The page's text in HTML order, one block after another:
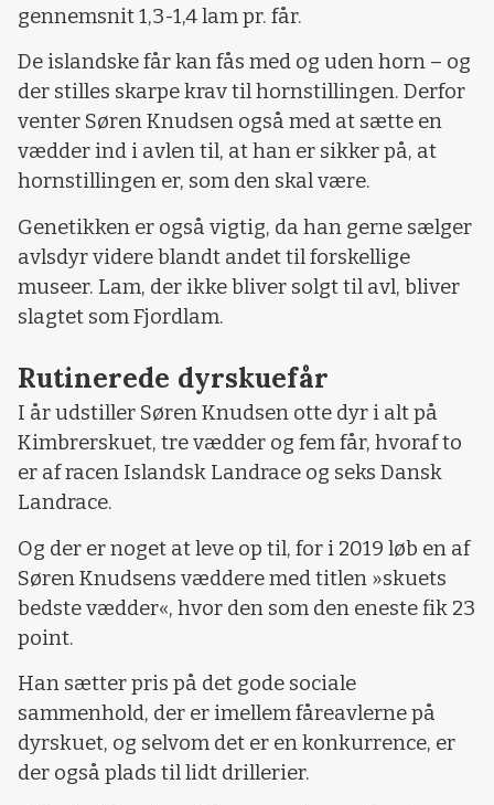
gennemsnit 1,3-1,4 lam pr. får.
De islandske får kan fås med og uden horn – og
der stilles skarpe krav til hornstillingen. Derfor
venter Søren Knudsen også med at sætte en
vædder ind i avlen til, at han er sikker på, at
hornstillingen er, som den skal være.
Genetikken er også vigtig, da han gerne sælger
avlsdyr videre blandt andet til forskellige
museer. Lam, der ikke bliver solgt til avl, bliver
slagtet som Fjordlam.
Rutinerede dyrskuefår
I år udstiller Søren Knudsen otte dyr i alt på
Kimbrerskuet, tre vædder og fem får, hvoraf to
er af racen Islandsk Landrace og seks Dansk
Landrace.
Og der er noget at leve op til, for i 2019 løb en af
Søren Knudsens væddere med titlen »skuets
bedste vædder«, hvor den som den eneste fik 23
point.
Han sætter pris på det gode sociale
sammenhold, der er imellem fåreavlerne på
dyrskuet, og selvom det er en konkurrence, er
der også plads til lidt drillerier.